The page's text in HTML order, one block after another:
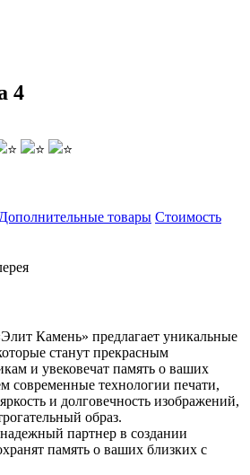
4
Дополнительные товары Стоимость
Камень» предлагает уникальные
станут прекрасным
и увековечат память о ваших
современные технологии печати,
и долговечность изображений,
образ.
партнер в создании
память о ваших близких с